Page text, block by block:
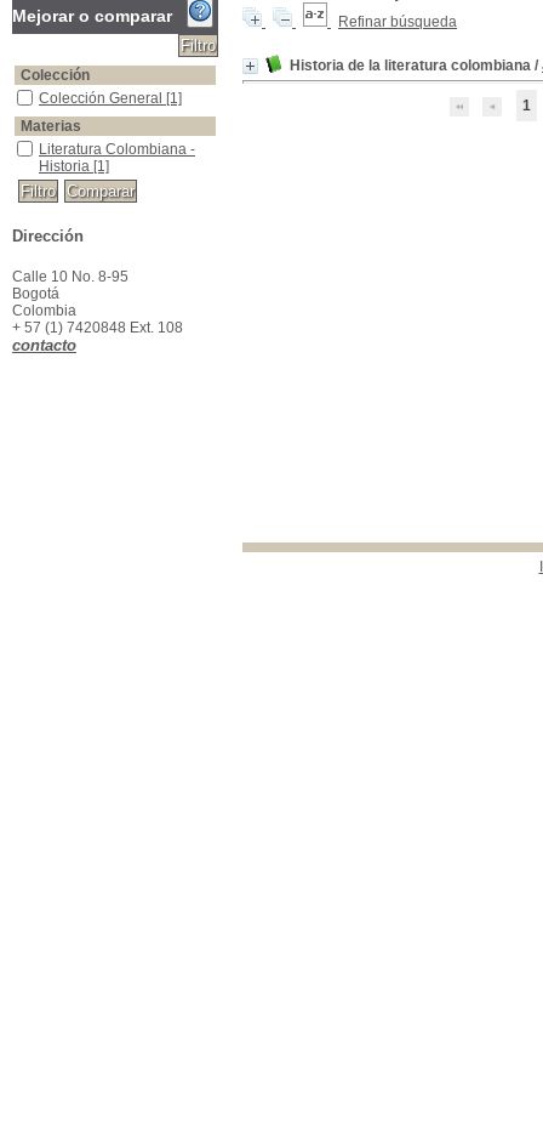
Refinar búsqueda
Historia de la literatura colombiana /
1
Mejorar o comparar
Colección
Colección General
Colección General [1]
Materias
Literatura Colombiana -Historia
Literatura Colombiana -
Historia [1]
Dirección
Calle 10 No. 8-95
Bogotá
Colombia
+ 57 (1) 7420848 Ext. 108
contacto